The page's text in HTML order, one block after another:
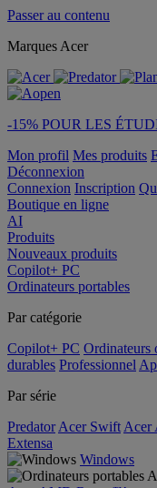
Passer au contenu
Marques Acer
-15% POUR LES
Mon profil Mes produits
Déconnexion
Connexion Inscription
Boutique en ligne
AI
Produits
Nouveaux produits
Copilot+ PC
Ordinateurs portables
Par catégorie
Copilot+ PC Ordinateurs
durables Professionnel
Par série
Predator Acer Swift Acer
Extensa
Windows